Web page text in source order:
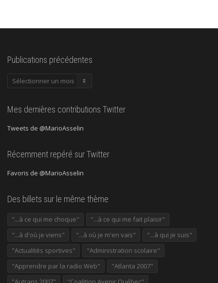
Publications précédentes
Publications
Mes dernières contributions Twitter
Tweets de @MarioAsselin
Récemment repéré sur Twitter
Favoris de @MarioAsselin
Des billets sur le même thème
"...à ce qui me choque"
"...à ce qui me fait plaisir"
"...à d'où je viens"
"...à où je m'en vais"
"...à qui je suis"
"Actualités sportives"
"Administration scolaire"
"Apprendre par la radio Web"
"Atlanta 2007"